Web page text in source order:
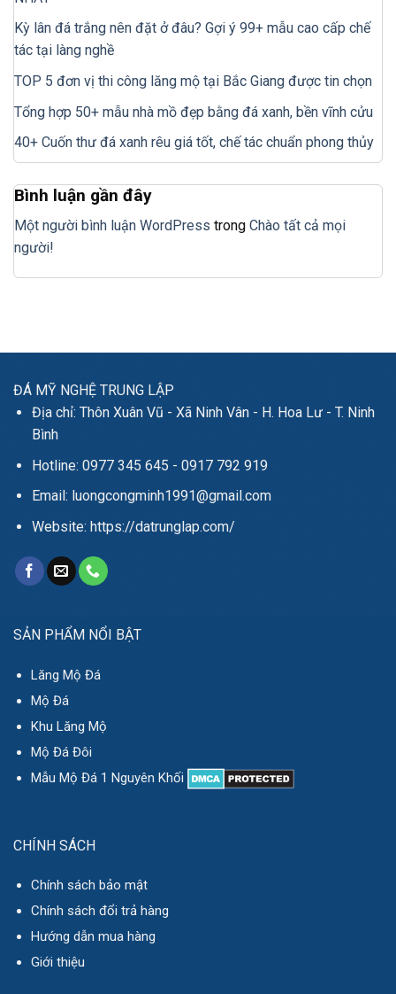
Kỳ lân đá trắng nên đặt ở đâu? Gợi ý 99+ mẫu cao cấp chế
tác tại làng nghề
TOP 5 đơn vị thi công lăng mộ tại Bắc Giang được tin chọn
Tổng hợp 50+ mẫu nhà mồ đẹp bằng đá xanh, bền vĩnh cửu
40+ Cuốn thư đá xanh rêu giá tốt, chế tác chuẩn phong thủy
Bình luận gần đây
Một người bình luận WordPress trong Chào tất cả mọi
người!
ĐÁ MỸ NGHỆ TRUNG LẬP
Địa chỉ: Thôn Xuân Vũ - Xã Ninh Vân - H. Hoa Lư - T. Ninh
Bình
Hotline: 0977 345 645 - 0917 792 919
Email: luongcongminh1991@gmail.com
Website: https://datrunglap.com/
SẢN PHẨM NỔI BẬT
Lăng Mộ Đá
Mộ Đá
Khu Lăng Mộ
Mộ Đá Đôi
Mẫu Mộ Đá 1 Nguyên Khối
CHÍNH SÁCH
Chính sách bảo mật
Chính sách đổi trả hàng
Hướng dẫn mua hàng
Giới thiệu